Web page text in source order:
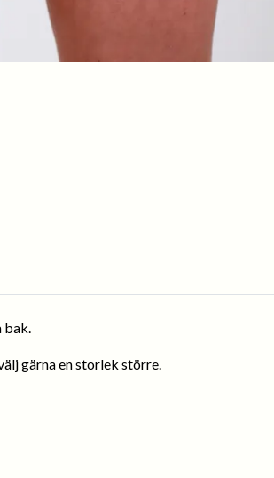
gärna en storlek större.